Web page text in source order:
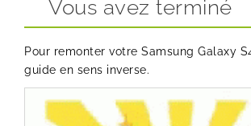
Vous avez terminé
Pour remonter votre Samsung Galaxy
guide en sens inverse.